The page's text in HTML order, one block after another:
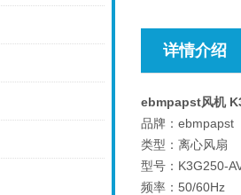
详情介绍
ebmpapst风机
品牌：ebmpapst
类型：离心风扇
型号：K3G250-
频率：50/60Hz